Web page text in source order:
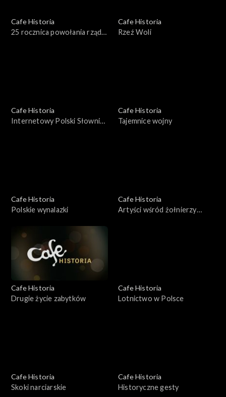
Cafe Historia
25 rocznica powołania rządu
Cafe Historia
Rzeź Woli
Cafe Historia
Internetowy Polski Słownik
Cafe Historia
Tajemnice wojny
Cafe Historia
Polskie wynalazki
Cafe Historia
Artyści wśród żołnierzy
Cafe Historia
Drugie życie zabytków
Cafe Historia
Lotnictwo w Polsce
Cafe Historia
Skoki narciarskie
Cafe Historia
Historyczne gesty